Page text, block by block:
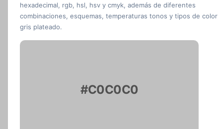
hexadecimal, rgb, hsl, hsv y cmyk, además de diferentes
combinaciones, esquemas, temperaturas tonos y tipos de color
gris plateado.
#C0C0C0